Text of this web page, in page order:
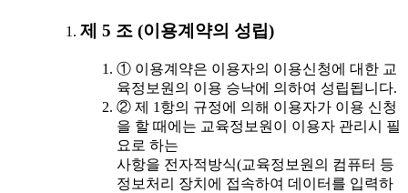
제 5 조 (이용계약의 성립)
① 이용계약은 이용자의 이용신청에 대한 교
육정보원의 이용 승낙에 의하여 성립됩니다.
② 제 1항의 규정에 의해 이용자가 이용 신청
을 할 때에는 교육정보원이 이용자 관리시 필
요로 하는
사항을 전자적방식(교육정보원의 컴퓨터 등
정보처리 장치에 접속하여 데이터를 입력하